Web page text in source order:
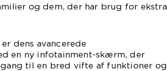
og dem, der har brug for ekstra
dens avancerede
en ny infotainment-skærm, der
til en bred vifte af funktioner og